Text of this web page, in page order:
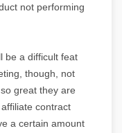
not performing
be a difficult feat
though, not
great they are
contract
a certain amount